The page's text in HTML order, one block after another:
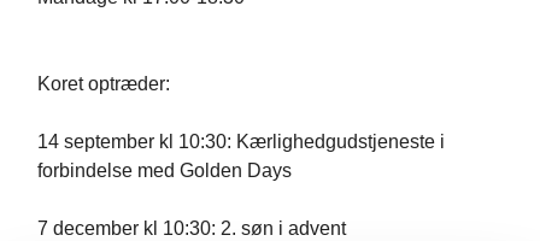
Koret optræder:
14 september kl 10:30: Kærlighedgudstjeneste i
forbindelse med Golden Days
7 december kl 10:30: 2. søn i advent